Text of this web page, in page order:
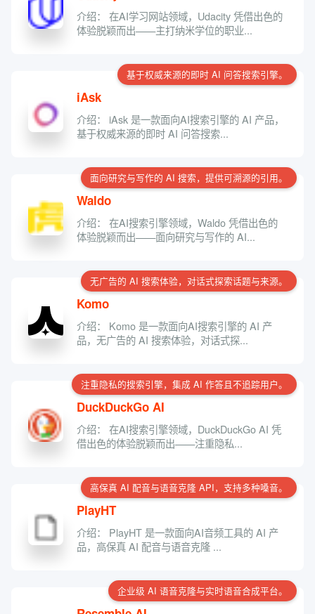
介绍： 在AI学习网站领域，Udacity 凭借出色的
体验脱颖而出——主打纳米学位的职业...
基于权威来源的即时 AI 问答搜索引擎。
iAsk
介绍： iAsk 是一款面向AI搜索引擎的 AI 产品，
基于权威来源的即时 AI 问答搜索...
面向研究与写作的 AI 搜索，提供可溯源的引用。
Waldo
介绍： 在AI搜索引擎领域，Waldo 凭借出色的
体验脱颖而出——面向研究与写作的 AI...
无广告的 AI 搜索体验，对话式探索话题与来源。
Komo
介绍： Komo 是一款面向AI搜索引擎的 AI 产
品，无广告的 AI 搜索体验，对话式探...
注重隐私的搜索引擎，集成 AI 作答且不追踪用户。
DuckDuckGo AI
介绍： 在AI搜索引擎领域，DuckDuckGo AI 凭
借出色的体验脱颖而出——注重隐私...
高保真 AI 配音与语音克隆 API，支持多种嗓音。
PlayHT
介绍： PlayHT 是一款面向AI音频工具的 AI 产
品，高保真 AI 配音与语音克隆 ...
企业级 AI 语音克隆与实时语音合成平台。